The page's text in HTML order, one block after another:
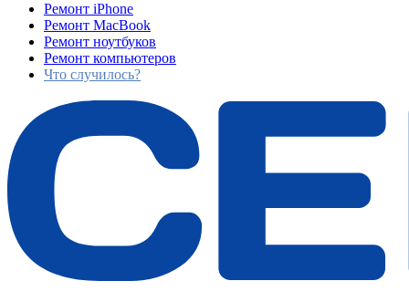
Ремонт iPhone
Ремонт MacBook
Ремонт ноутбуков
Ремонт компьютеров
Что случилось?